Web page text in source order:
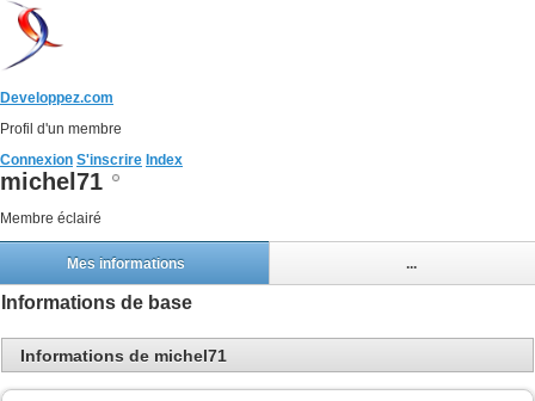
Developpez.com
Profil d'un membre
Connexion S'inscrire Index
michel71
Membre éclairé
Mes informations ...
Informations de base
Informations de michel71